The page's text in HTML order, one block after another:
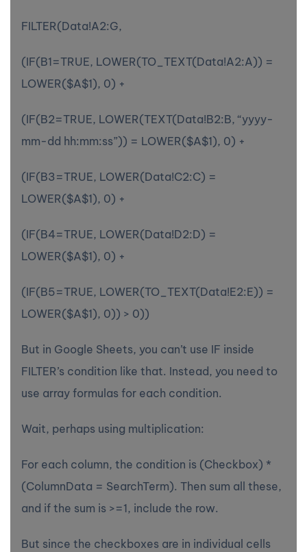
FILTER(Data!A2:G,
(IF(B1=TRUE, LOWER(TO_TEXT(Data!A2:A)) =
LOWER($A$1), 0) +
(IF(B2=TRUE, LOWER(TEXT(Data!B2:B, “yyyy-
mm-dd hh:mm:ss”)) = LOWER($A$1), 0) +
(IF(B3=TRUE, LOWER(Data!C2:C) =
LOWER($A$1), 0) +
(IF(B4=TRUE, LOWER(Data!D2:D) =
LOWER($A$1), 0) +
(IF(B5=TRUE, LOWER(TO_TEXT(Data!E2:E)) =
LOWER($A$1), 0)) > 0))
But in Google Sheets, you can’t use IF inside
FILTER’s condition like that. Instead, you need to
use array formulas for each condition.
Wait, perhaps using multiplication:
For each column, the condition is (Checkbox) *
(ColumnData = SearchTerm). Then sum all these,
and if the sum is >=1, include the row.
But since the checkboxes are in individual cells